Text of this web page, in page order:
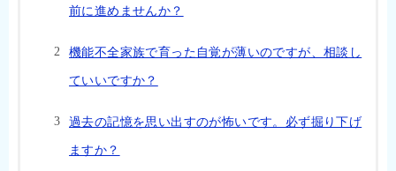
前に進めませんか？
機能不全家族で育った自覚が薄いのですが、相談し
ていいですか？
過去の記憶を思い出すのが怖いです。必ず掘り下げ
ますか？